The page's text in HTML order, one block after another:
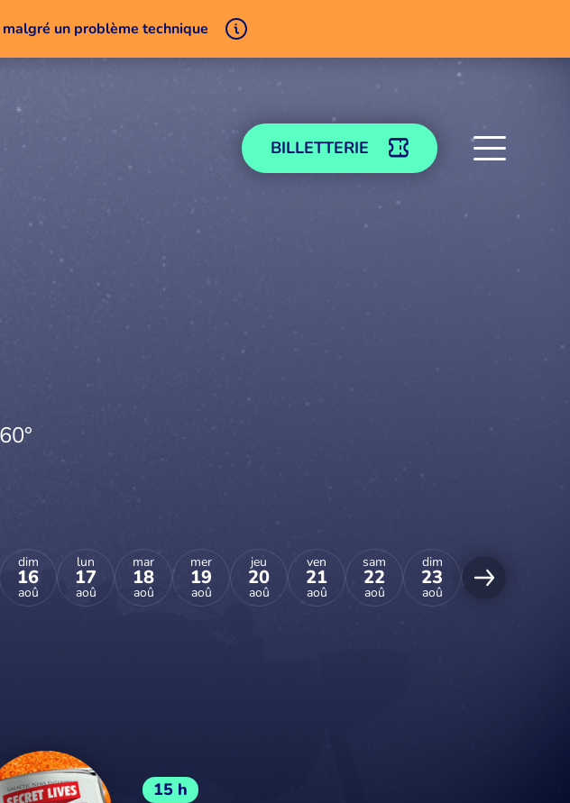
un problème technique
BILLETTERIE
dim
16
aoû
lun
17
aoû
mar
18
aoû
mer
19
aoû
jeu
20
aoû
ven
21
aoû
sam
22
aoû
dim
23
aoû
24
aoû
15 h